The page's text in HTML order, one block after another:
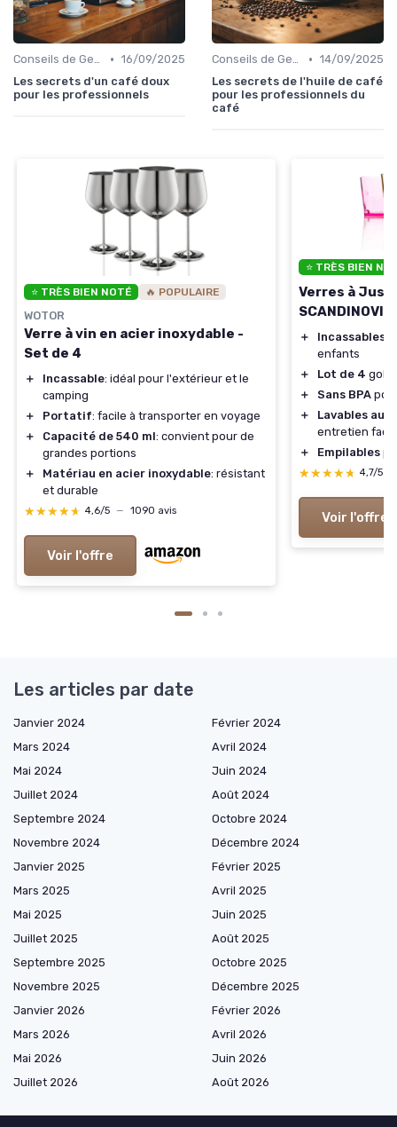
Conseils de Gestion du Café • 16/09/2025
Les secrets d'un café doux
pour les professionnels
Conseils de Gestion du Café • 14/09/2025
Les secrets de l'huile de café
pour les professionnels du
café
⭐ TRÈS BIEN NOTÉ 🔥 POPULAIRE
WOTOR
Verre à vin en acier inoxydable -
Set de 4
＋ Incassable: idéal pour l'extérieur et le
camping
＋
Portatif: facile à transporter en voyage
＋
Capacité de 540 ml: convient pour de
grandes portions
＋
Matériau en acier inoxydable: résistant
et durable
★★★★★
★★★★★ 4,6/5 — 1090 avis
Voir l'offre
⭐ TRÈS BIEN
Verres à Jus
SCANDINOVIA
＋ Incassables
enfants
＋
Lot de 4
＋
Sans BPA
＋
Lavables au
entretien
＋
Empilables
★★★★★
★★★★★ 4,7/5
Voir l'offre
Les articles par date
Janvier 2024
Février 2024
Mars 2024
Avril 2024
Mai 2024
Juin 2024
Juillet 2024
Août 2024
Septembre 2024
Octobre 2024
Novembre 2024
Décembre 2024
Janvier 2025
Février 2025
Mars 2025
Avril 2025
Mai 2025
Juin 2025
Juillet 2025
Août 2025
Septembre 2025
Octobre 2025
Novembre 2025
Décembre 2025
Janvier 2026
Février 2026
Mars 2026
Avril 2026
Mai 2026
Juin 2026
Juillet 2026
Août 2026